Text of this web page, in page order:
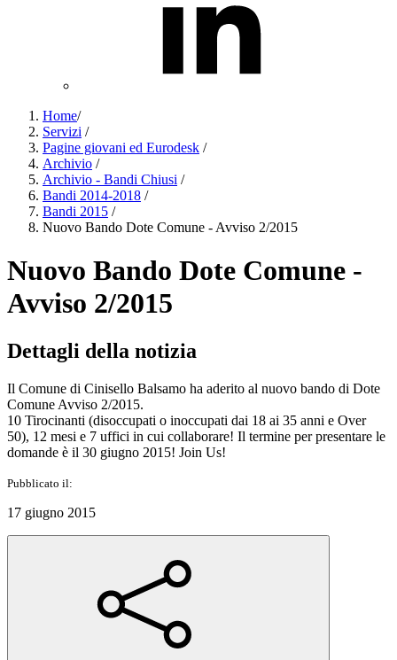
Home/
Servizi /
Pagine giovani ed Eurodesk /
Archivio /
Archivio - Bandi Chiusi /
Bandi 2014-2018 /
Bandi 2015 /
Nuovo Bando Dote Comune - Avviso 2/2015
Nuovo Bando Dote Comune -
Avviso 2/2015
Dettagli della notizia
Il Comune di Cinisello Balsamo ha aderito al nuovo bando di Dote
Comune Avviso 2/2015.
10 Tirocinanti (disoccupati o inoccupati dai 18 ai 35 anni e Over
50), 12 mesi e 7 uffici in cui collaborare! Il termine per presentare le
domande è il 30 giugno 2015! Join Us!
Pubblicato il:
17 giugno 2015